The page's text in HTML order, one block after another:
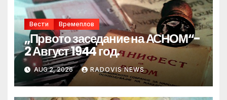
Вести Времеплов
„Првото заседание на АСНОМ“-
2 Август 1944 год.
AUG 2, 2026 RADOVIS NEWS